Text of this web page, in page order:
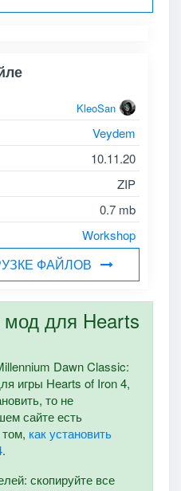
KleoSan
Veydem
10.11.20
ZIP
0.7 mb
Workshop
ФАЙЛОВ
мод для Hearts
Dawn Classic:
игры Hearts of Iron 4,
то не
сайте есть
как установить
.
скопируйте все